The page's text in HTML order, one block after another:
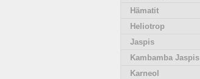
Hämatit
Heliotrop
Jaspis
Kambamba Jaspis
Karneol